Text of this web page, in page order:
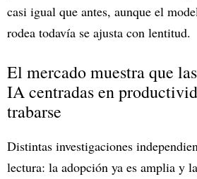
casi igual que antes, aunque el
rodea todavía se ajusta con lentitud.
El mercado muestra que
IA centradas en
trabarse
Distintas investigaciones
lectura: la adopción ya es amplia y